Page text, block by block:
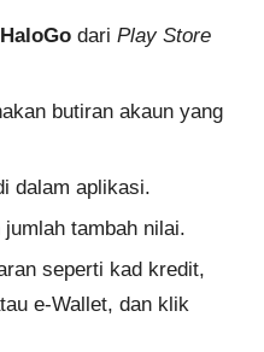
dari Play Store
butiran akaun yang
dalam aplikasi.
jumlah tambah nilai.
seperti kad kredit,
e-Wallet, dan klik